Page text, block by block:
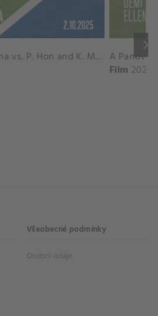
keyboard_arrow_right
A. Krunic and A. Danilina vs. P. Hon and K. Muchova Match Highlights - BEIJING_Capital Group Diamond ( October 02, 2025)
Film 2026
Všeobecné podmínky
Osobní údaje